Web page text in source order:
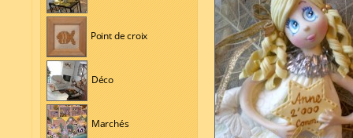
Point de croix
Déco
Marchés